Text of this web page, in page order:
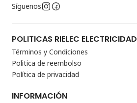
Síguenos
POLITICAS RIELEC ELECTRICIDAD
Términos y Condiciones
Politica de reembolso
Política de privacidad
INFORMACIÓN